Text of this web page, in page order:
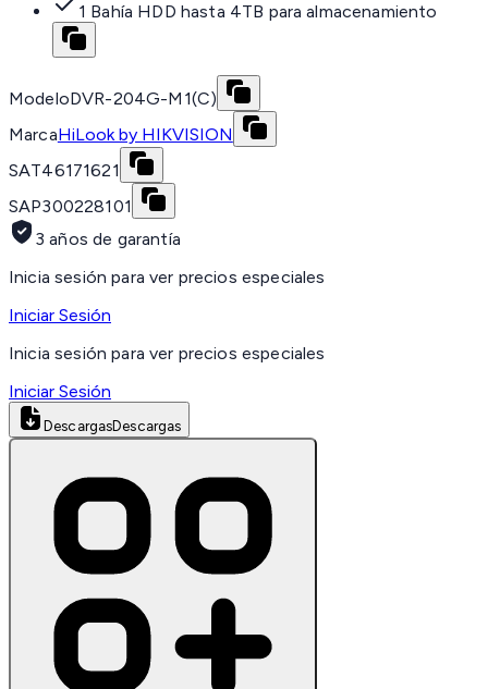
1 Bahía HDD hasta 4TB para almacenamiento
ModeloDVR-204G-M1(C)
MarcaHiLook by HIKVISION
SAT46171621
SAP300228101
3 años de garantía
Inicia sesión para ver precios especiales
Iniciar Sesión
Inicia sesión para ver precios especiales
Iniciar Sesión
DescargasDescargas